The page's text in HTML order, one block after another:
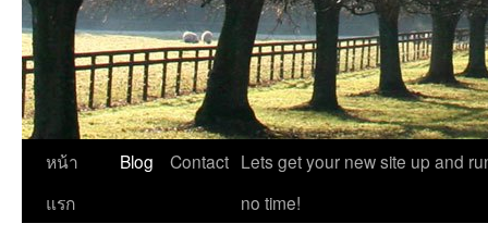
ข้าม
ไป
หน้า
แรก
Blog Contact Lets get your new site up and
no time!